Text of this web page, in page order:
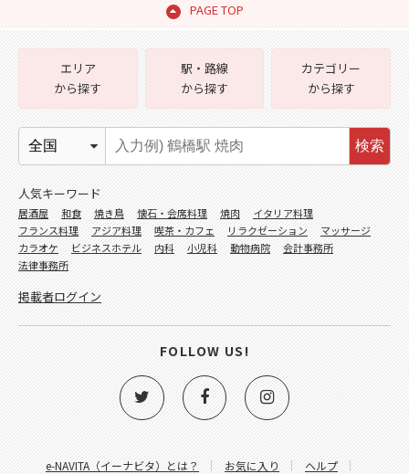
PAGE TOP
e-NAVITA（イーナビタ）とは？ お気に入り
ヘルプ
エリア
から探す
駅・路線
から探す
カテゴリー
から探す
検索
人気キーワード
居酒屋 和食 焼き鳥 懐石・会席料理 焼肉
イタリア料理
フランス料理
アジア料理 喫茶・カフェ リラクゼーション
マッサージ
カラオケ
ビジネスホテル 内科 小児科 動物病院
会計事務所
法律事務所
掲載者ログイン
FOLLOW US!